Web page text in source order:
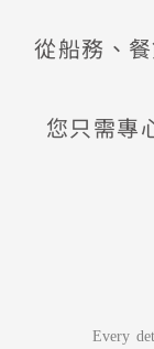
從船務、
您只需專
Every